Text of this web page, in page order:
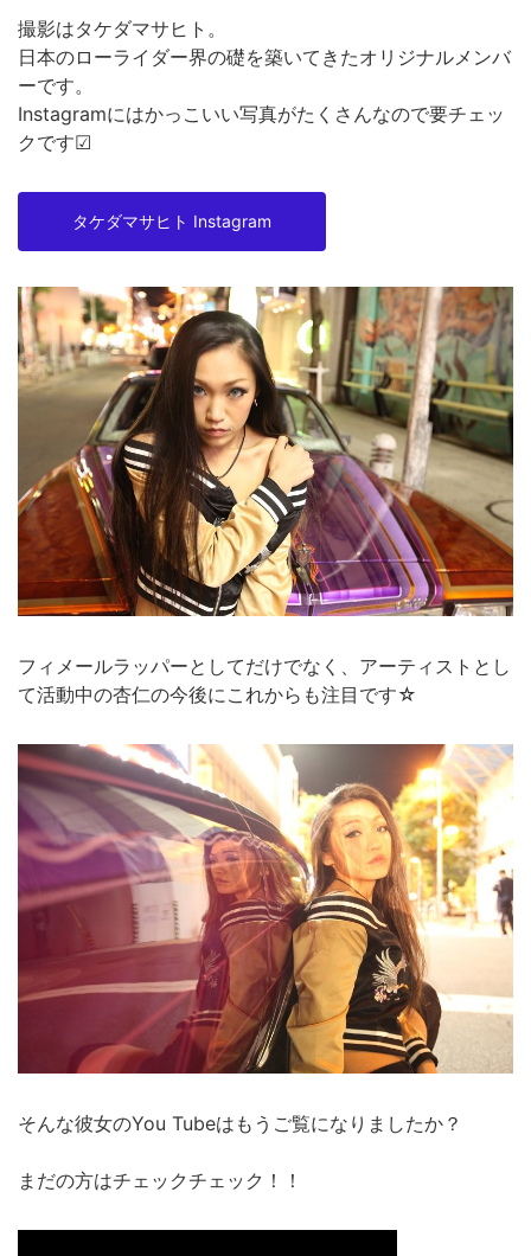
撮影はタケダマサヒト。
日本のローライダー界の礎を築いてきたオリジナルメンバ
ーです。
Instagramにはかっこいい写真がたくさんなので要チェッ
クです☑
タケダマサヒト Instagram
フィメールラッパーとしてだけでなく、アーティストとし
て活動中の杏仁の今後にこれからも注目です☆
そんな彼女のYou Tubeはもうご覧になりましたか？
まだの方はチェックチェック！！